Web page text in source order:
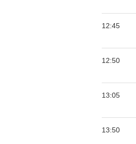
12:45
12:50
13:05
13:50